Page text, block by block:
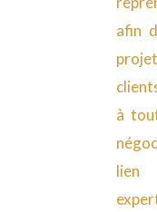
afin
à
lien